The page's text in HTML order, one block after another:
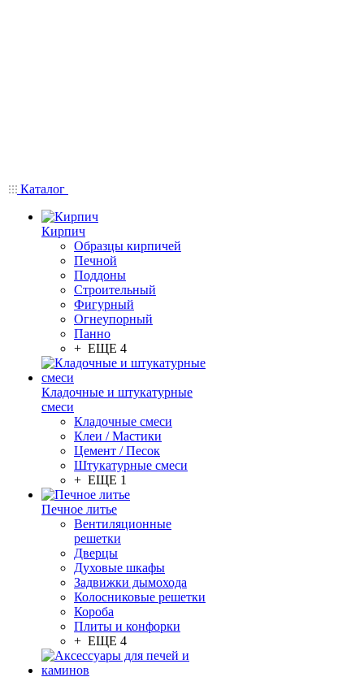
Каталог
Кирпич
Образцы кирпичей
Печной
Поддоны
Строительный
Фигурный
Огнеупорный
Панно
+ ЕЩЕ 4
Кладочные и штукатурные
смеси
Кладочные смеси
Клеи / Мастики
Цемент / Песок
Штукатурные смеси
+ ЕЩЕ 1
Печное литье
Вентиляционные
решетки
Дверцы
Духовые шкафы
Задвижки дымохода
Колосниковые решетки
Короба
Плиты и конфорки
+ ЕЩЕ 4